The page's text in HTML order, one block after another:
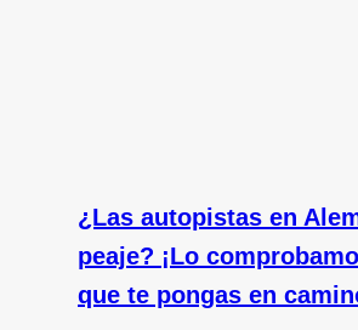
¿Las autopistas en
peaje? ¡Lo
que te pongas en